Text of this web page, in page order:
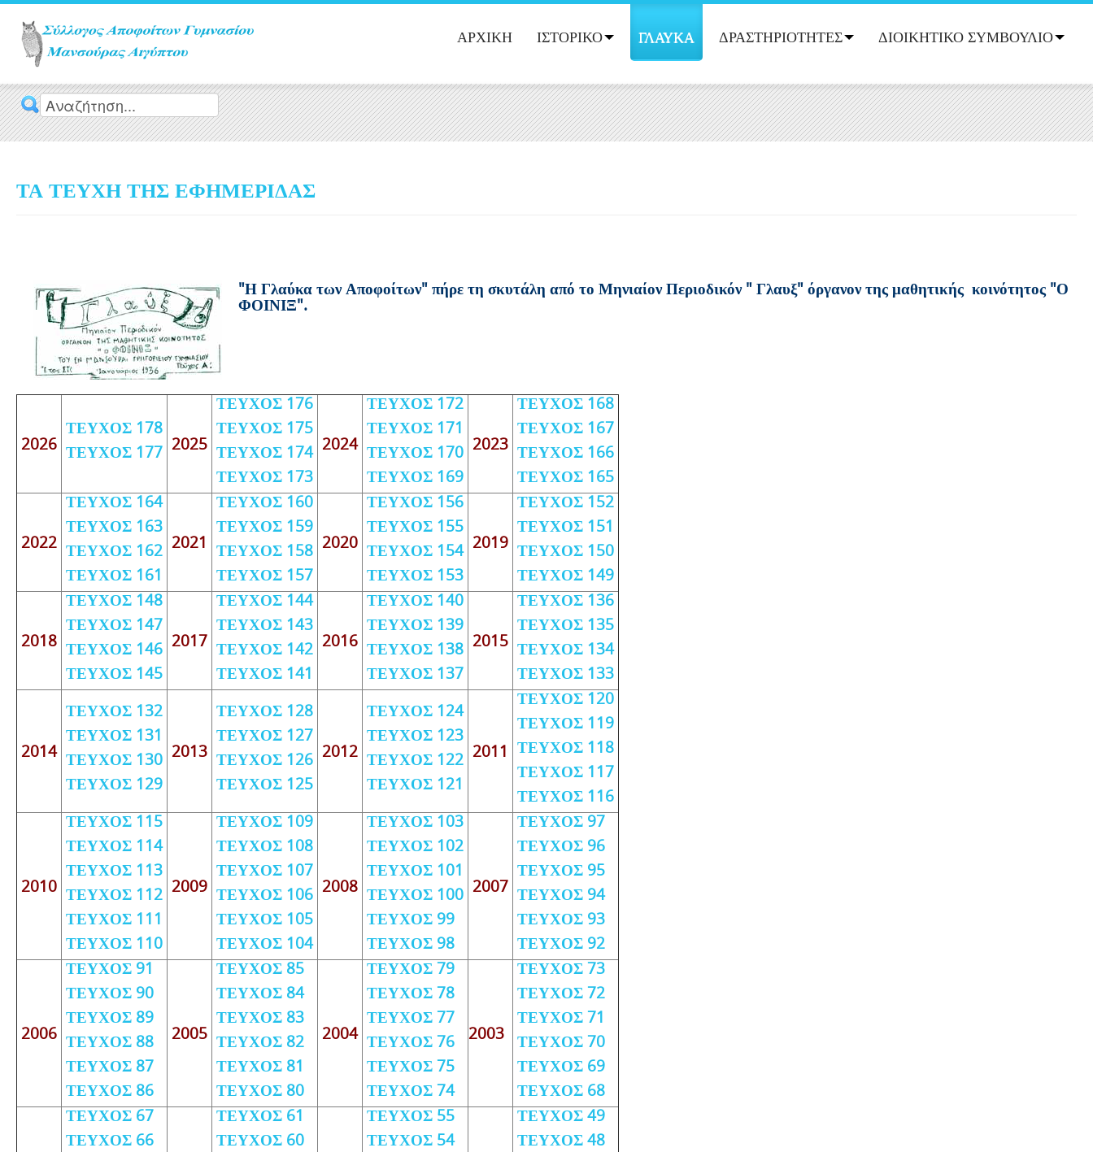
ΑΡΧΙΚΗ ΙΣΤΟΡΙΚΟ ΓΛΑΥΚΑ ΔΡΑΣΤΗΡΙΟΤΗΤΕΣ ΔΙΟΙΚΗΤΙΚΟ ΣΥΜΒΟΥΛΙΟ
ΤΑ ΤΕΥΧΗ ΤΗΣ ΕΦΗΜΕΡΙΔΑΣ
"Η Γλαύκα των Αποφοίτων" πήρε τη σκυτάλη από το Μηνιαίον Περιοδικόν " Γλαυξ" όργανον της μαθητικής κοινότητος "Ο
ΦΟΙΝΙΞ".
2026
ΤΕΥΧΟΣ 178
ΤΕΥΧΟΣ 177 2025
ΤΕΥΧΟΣ 176
ΤΕΥΧΟΣ 175
ΤΕΥΧΟΣ 174
ΤΕΥΧΟΣ 173
2024
ΤΕΥΧΟΣ 172
ΤΕΥΧΟΣ 171
ΤΕΥΧΟΣ 170
ΤΕΥΧΟΣ 169
2023
ΤΕΥΧΟΣ 168
ΤΕΥΧΟΣ 167
ΤΕΥΧΟΣ 166
ΤΕΥΧΟΣ 165
2022
ΤΕΥΧΟΣ 164
ΤΕΥΧΟΣ 163
ΤΕΥΧΟΣ 162
ΤΕΥΧΟΣ 161
2021
ΤΕΥΧΟΣ 160
ΤΕΥΧΟΣ 159
ΤΕΥΧΟΣ 158
ΤΕΥΧΟΣ 157
2020
ΤΕΥΧΟΣ 156
ΤΕΥΧΟΣ 155
ΤΕΥΧΟΣ 154
ΤΕΥΧΟΣ 153
2019
ΤΕΥΧΟΣ 152
ΤΕΥΧΟΣ 151
ΤΕΥΧΟΣ 150
ΤΕΥΧΟΣ 149
2018
ΤΕΥΧΟΣ 148
ΤΕΥΧΟΣ 147
ΤΕΥΧΟΣ 146
ΤΕΥΧΟΣ 145
2017
ΤΕΥΧΟΣ 144
ΤΕΥΧΟΣ 143
ΤΕΥΧΟΣ 142
ΤΕΥΧΟΣ 141
2016
ΤΕΥΧΟΣ 140
ΤΕΥΧΟΣ 139
ΤΕΥΧΟΣ 138
ΤΕΥΧΟΣ 137
2015
ΤΕΥΧΟΣ 136
ΤΕΥΧΟΣ 135
ΤΕΥΧΟΣ 134
ΤΕΥΧΟΣ 133
2014
ΤΕΥΧΟΣ 132
ΤΕΥΧΟΣ 131
ΤΕΥΧΟΣ 130
ΤΕΥΧΟΣ 129
2013
ΤΕΥΧΟΣ 128
ΤΕΥΧΟΣ 127
ΤΕΥΧΟΣ 126
ΤΕΥΧΟΣ 125
2012
ΤΕΥΧΟΣ 124
ΤΕΥΧΟΣ 123
ΤΕΥΧΟΣ 122
ΤΕΥΧΟΣ 121
2011
ΤΕΥΧΟΣ 120
ΤΕΥΧΟΣ 119
ΤΕΥΧΟΣ 118
ΤΕΥΧΟΣ 117
ΤΕΥΧΟΣ 116
2010
ΤΕΥΧΟΣ 115
ΤΕΥΧΟΣ 114
ΤΕΥΧΟΣ 113
ΤΕΥΧΟΣ 112
ΤΕΥΧΟΣ 111
ΤΕΥΧΟΣ 110
2009
ΤΕΥΧΟΣ 109
ΤΕΥΧΟΣ 108
ΤΕΥΧΟΣ 107
ΤΕΥΧΟΣ 106
ΤΕΥΧΟΣ 105
ΤΕΥΧΟΣ 104
2008
ΤΕΥΧΟΣ 103
ΤΕΥΧΟΣ 102
ΤΕΥΧΟΣ 101
ΤΕΥΧΟΣ 100
ΤΕΥΧΟΣ 99
ΤΕΥΧΟΣ 98
2007
ΤΕΥΧΟΣ 97
ΤΕΥΧΟΣ 96
ΤΕΥΧΟΣ 95
ΤΕΥΧΟΣ 94
ΤΕΥΧΟΣ 93
ΤΕΥΧΟΣ 92
2006
ΤΕΥΧΟΣ 91
ΤΕΥΧΟΣ 90
ΤΕΥΧΟΣ 89
ΤΕΥΧΟΣ 88
ΤΕΥΧΟΣ 87
ΤΕΥΧΟΣ 86
2005
ΤΕΥΧΟΣ 85
ΤΕΥΧΟΣ 84
ΤΕΥΧΟΣ 83
ΤΕΥΧΟΣ 82
ΤΕΥΧΟΣ 81
ΤΕΥΧΟΣ 80
2004
ΤΕΥΧΟΣ 79
ΤΕΥΧΟΣ 78
ΤΕΥΧΟΣ 77
ΤΕΥΧΟΣ 76
ΤΕΥΧΟΣ 75
ΤΕΥΧΟΣ 74
2003
ΤΕΥΧΟΣ 73
ΤΕΥΧΟΣ 72
ΤΕΥΧΟΣ 71
ΤΕΥΧΟΣ 70
ΤΕΥΧΟΣ 69
ΤΕΥΧΟΣ 68
ΤΕΥΧΟΣ 67
ΤΕΥΧΟΣ 66
ΤΕΥΧΟΣ 61
ΤΕΥΧΟΣ 60
ΤΕΥΧΟΣ 55
ΤΕΥΧΟΣ 54
ΤΕΥΧΟΣ 49
ΤΕΥΧΟΣ 48